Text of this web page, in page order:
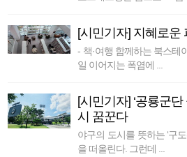
[시민기자] 지혜로운
- 책·여행 함께하는 북스테
일 이어지는 폭염에 ...
[시민기자] ‘공룡군
시 꿈꾼다
야구의 도시를 뜻하는 ‘구
을 떠올린다. 그런데 ...